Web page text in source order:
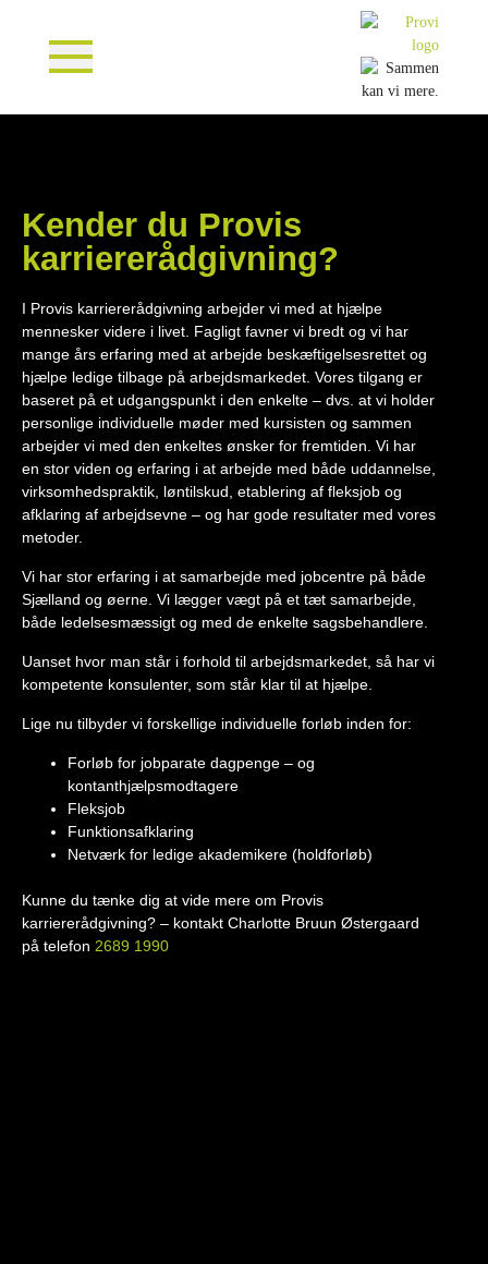
Kender du Provis
karriererådgivning?
I Provis karriererådgivning arbejder vi med at hjælpe
mennesker videre i livet. Fagligt favner vi bredt og vi har
mange års erfaring med at arbejde beskæftigelsesrettet og
hjælpe ledige tilbage på arbejdsmarkedet. Vores tilgang er
baseret på et udgangspunkt i den enkelte – dvs. at vi holder
personlige individuelle møder med kursisten og sammen
arbejder vi med den enkeltes ønsker for fremtiden. Vi har
en stor viden og erfaring i at arbejde med både uddannelse,
virksomhedspraktik, løntilskud, etablering af fleksjob og
afklaring af arbejdsevne – og har gode resultater med vores
metoder.
Vi har stor erfaring i at samarbejde med jobcentre på både
Sjælland og øerne. Vi lægger vægt på et tæt samarbejde,
både ledelsesmæssigt og med de enkelte sagsbehandlere.
Uanset hvor man står i forhold til arbejdsmarkedet, så har vi
kompetente konsulenter, som står klar til at hjælpe.
Lige nu tilbyder vi forskellige individuelle forløb inden for:
Forløb for jobparate dagpenge – og
kontanthjælpsmodtagere
Fleksjob
Funktionsafklaring
Netværk for ledige akademikere (holdforløb)
Kunne du tænke dig at vide mere om Provis
karriererådgivning? – kontakt Charlotte Bruun Østergaard
på telefon 2689 1990